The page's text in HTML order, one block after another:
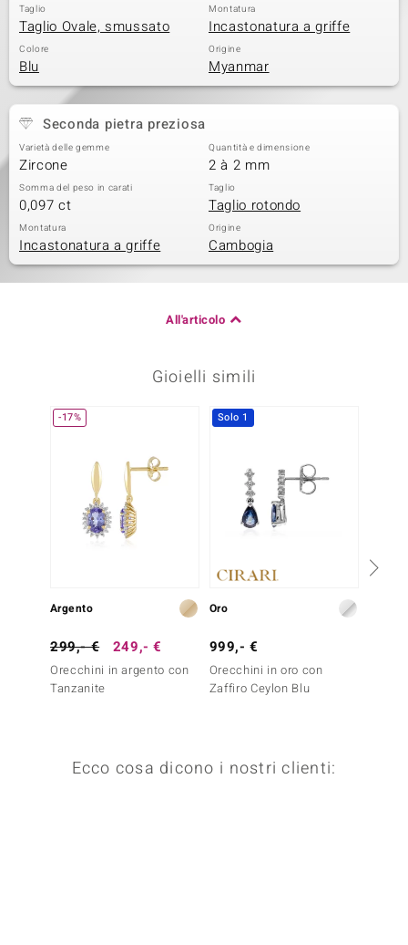
Taglio
Taglio Ovale, smussato
Montatura
Incastonatura a griffe
Colore
Blu
Origine
Myanmar
Seconda pietra preziosa
Varietà delle gemme
Zircone
Quantità e dimensione
2 à 2 mm
Somma del peso in carati
0,097 ct
Taglio
Taglio rotondo
Montatura
Incastonatura a griffe
Origine
Cambogia
All'articolo
Gioielli simili
-17%
Argento
299,- € 249,- €
Orecchini in argento con
Tanzanite
Solo 1
Oro
999,- €
Orecchini in oro con
Zaffiro Ceylon Blu
Ecco cosa dicono i nostri clienti: